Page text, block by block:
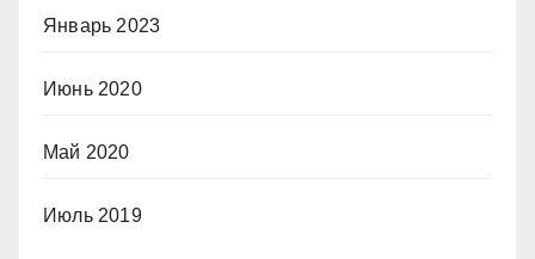
Январь 2023
Июнь 2020
Май 2020
Июль 2019